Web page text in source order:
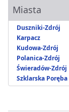
Miasta
Duszniki-Zdrój
Karpacz
Kudowa-Zdrój
Polanica-Zdrój
Świeradów-Zdrój
Szklarska Poręba